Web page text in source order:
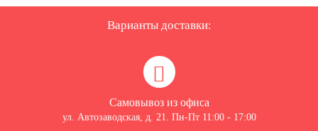
Варианты доставки:
Самовывоз из офиса
ул. Автозаводская, д. 21. Пн-Пт 11:00 - 17:00